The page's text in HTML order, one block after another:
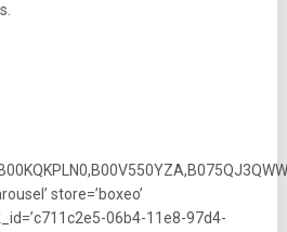
store=’boxeo’
06b4-11e8-97d4-